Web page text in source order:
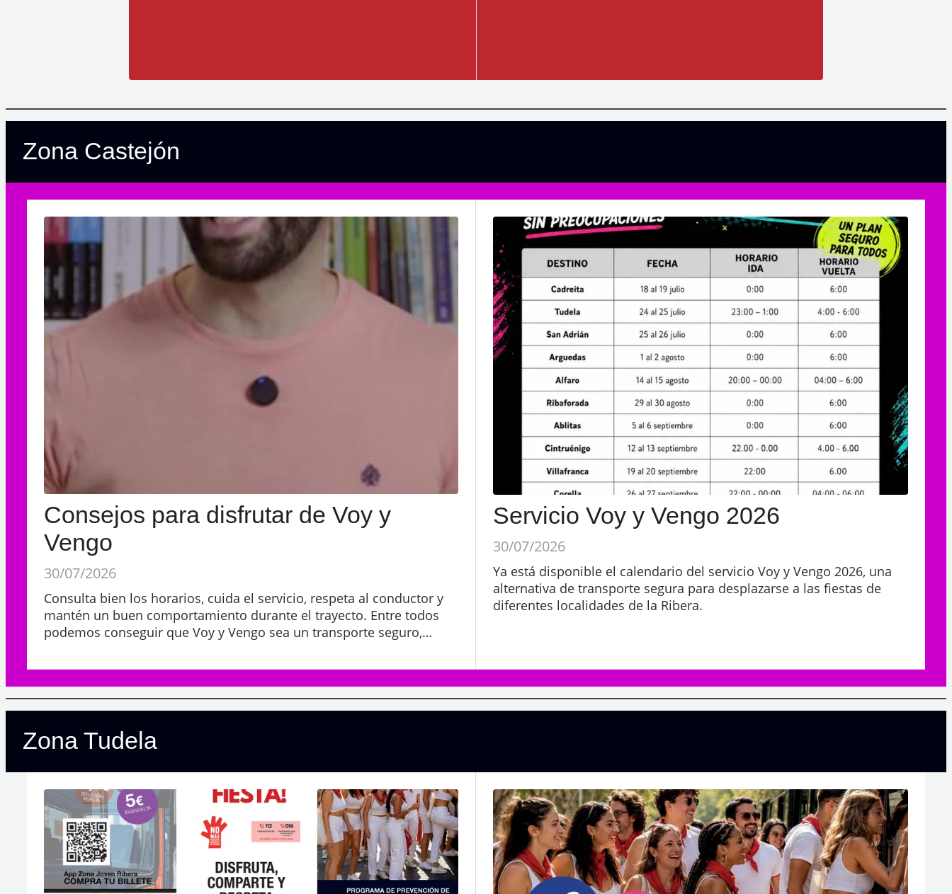
Zona Castejón
Consejos para disfrutar de Voy y
Vengo
30/07/2026
Consulta bien los horarios, cuida el servicio, respeta al conductor y
mantén un buen comportamiento durante el trayecto. Entre todos
podemos conseguir que Voy y Vengo sea un transporte seguro,
Servicio Voy y Vengo 2026
30/07/2026
Ya está disponible el calendario del servicio Voy y Vengo 2026, una
alternativa de transporte segura para desplazarse a las fiestas de
diferentes localidades de la Ribera.
Zona Tudela